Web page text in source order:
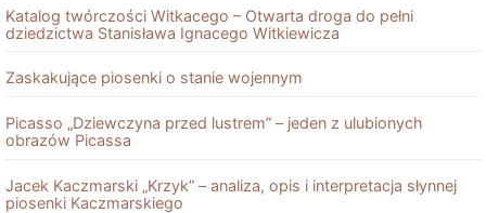
Katalog twórczości Witkacego – Otwarta droga do pełni
dziedzictwa Stanisława Ignacego Witkiewicza
Zaskakujące piosenki o stanie wojennym
Picasso „Dziewczyna przed lustrem” – jeden z ulubionych
obrazów Picassa
Jacek Kaczmarski „Krzyk” – analiza, opis i interpretacja słynnej
piosenki Kaczmarskiego